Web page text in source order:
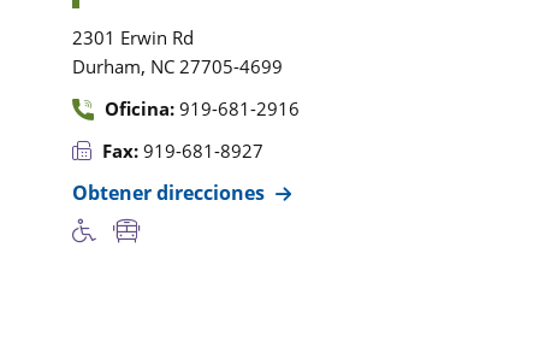
2301 Erwin Rd
Durham, NC 27705-4699
Oficina: 919-681-2916
Fax: 919-681-8927
Obtener direcciones